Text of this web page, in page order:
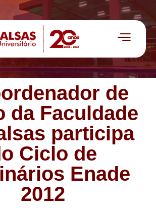
de
da Faculdade
participa
Ciclo de
Enade
2012